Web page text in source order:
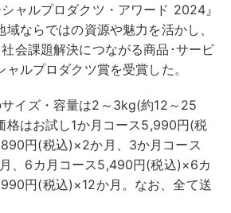
ャルプロダクツ・アワード 2024』
ならではの資源や魅力を活かし、
会課題解決につながる商品･サービ
ルプロダクツ賞を受賞した。
サイズ・容量は2～3kg(約12～25
格はお試し1か月コース5,990円(税
円(税込)×2か月、3か月コース
、6カ月コース5,490円(税込)×6カ
円(税込)×12か月。なお、全て送